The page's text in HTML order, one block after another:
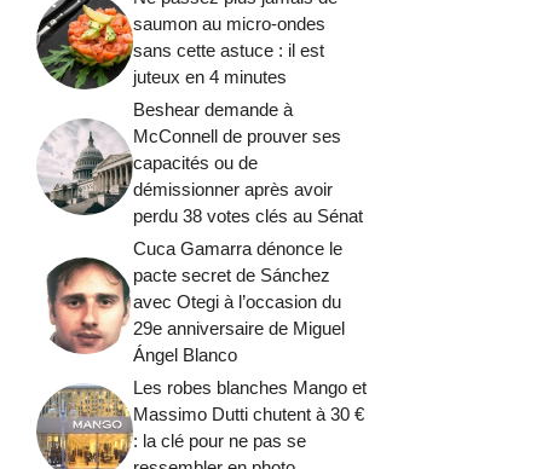
saumon au micro-ondes
sans cette astuce : il est
juteux en 4 minutes
Beshear demande à
McConnell de prouver ses
capacités ou de
démissionner après avoir
perdu 38 votes clés au Sénat
Cuca Gamarra dénonce le
pacte secret de Sánchez
avec Otegi à l’occasion du
29e anniversaire de Miguel
Ángel Blanco
Les robes blanches Mango et
Massimo Dutti chutent à 30 €
: la clé pour ne pas se